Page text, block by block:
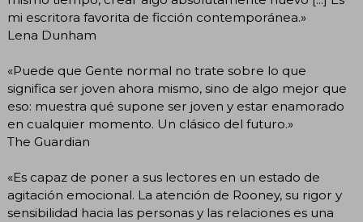
mi escritora favorita de ficción contemporánea.»
Lena Dunham
«Puede que Gente normal no trate sobre lo que
significa ser joven ahora mismo, sino de algo mejor que
eso: muestra qué supone ser joven y estar enamorado
en cualquier momento. Un clásico del futuro.»
The Guardian
«Es capaz de poner a sus lectores en un estado de
agitación emocional. La atención de Rooney, su rigor y
sensibilidad hacia las personas y las relaciones es una